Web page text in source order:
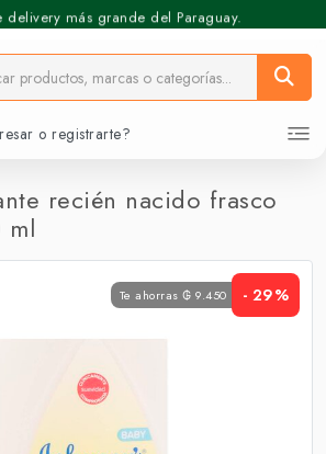
delivery más grande del Paraguay.
o registrarte?
recién nacido frasco
ml
Te ahorras ₲ 9.450 - 29%